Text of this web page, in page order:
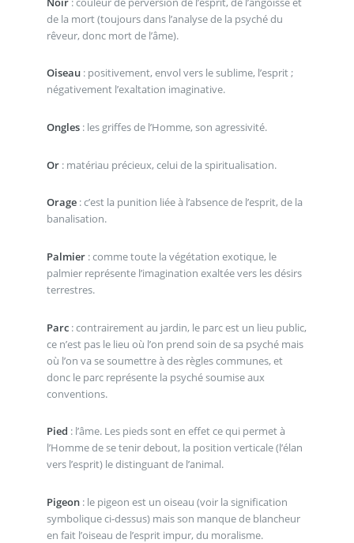
de la mort (toujours dans l’analyse de la psyché du
rêveur, donc mort de l’âme).
Oiseau: positivement, envol vers le sublime, l’esprit ;
négativement l’exaltation imaginative.
Ongles: les griffes de l’Homme, son agressivité.
Or: matériau précieux, celui de la spiritualisation.
Orage: c’est la punition liée à l’absence de l’esprit, de la
banalisation.
Palmier: comme toute la végétation exotique, le
palmier représente l’imagination exaltée vers les désirs
terrestres.
Parc: contrairement au jardin, le parc est un lieu public,
ce n’est pas le lieu où l’on prend soin de sa psyché mais
où l’on va se soumettre à des règles communes, et
donc le parc représente la psyché soumise aux
conventions.
Pied : l’âme. Les pieds sont en effet ce qui permet à
l’Homme de se tenir debout, la position verticale (l’élan
vers l’esprit) le distinguant de l’animal.
Pigeon: le pigeon est un oiseau (voir la signification
symbolique ci-dessus) mais son manque de blancheur
en fait l’oiseau de l’esprit impur, du moralisme.